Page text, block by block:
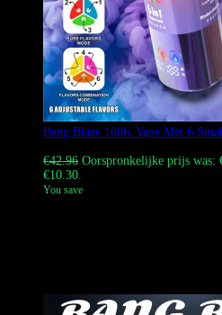
Bang Blaze 100K Vape Met 6
€42.96 Oorspronkelijke prijs was:
€10.30.
You save